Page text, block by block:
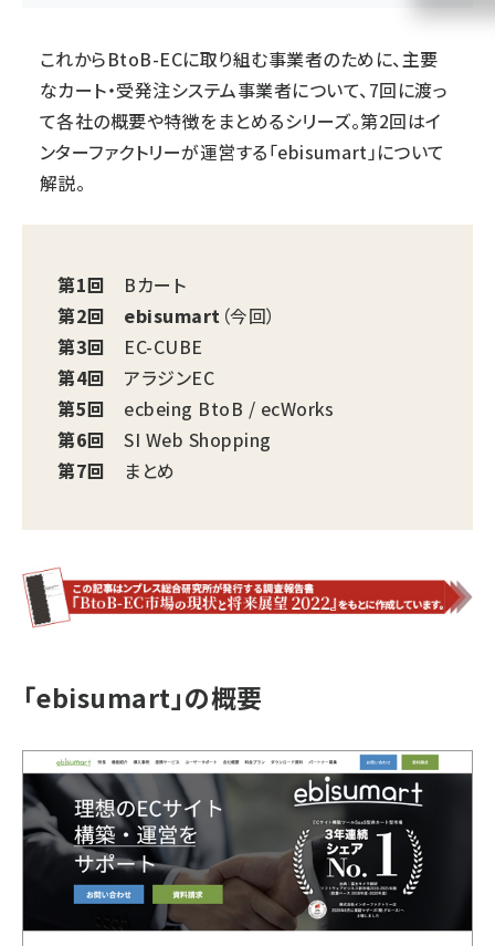
これからBtoB-ECに取り組む事業者のために、主要
なカート・受発注システム事業者について、7回に渡っ
て各社の概要や特徴をまとめるシリーズ。第2回はイ
ンターファクトリーが運営する「ebisumart」について
解説。
第1回
Bカート
第2回
ebisumart （今回）
第3回 EC-CUBE
第4回 アラジンEC
第5回 ecbeing BtoB / ecWorks
第6回 SI Web Shopping
第7回 まとめ
「ebisumart」の概要
参